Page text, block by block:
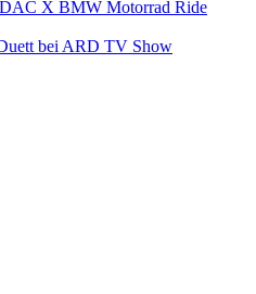
X BMW Motorrad Ride
bei ARD TV Show